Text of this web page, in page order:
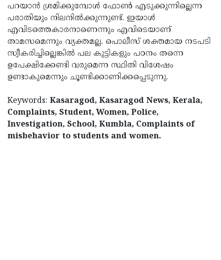
പറയാൻ ശ്രമിക്കുമ്പോൾ ഫോൺ എടുക്കുന്നില്ലെന്ന
പരാതിയും നിലനിൽക്കുന്നുണ്ട്. ഇയാൾ
എവിടത്തെകാരനാണെന്നും എവിടെയാണ്
താമസമെന്നും വ്യക്തമല്ല. പൊലീസ് ശക്തമായ നടപടി
സ്വീകരിച്ചില്ലെങ്കിൽ പല കുട്ടികളും പഠനം തന്നെ
ഉപേക്ഷിക്കേണ്ടി വരുമെന്ന സ്ഥിതി വിശേഷം
ഉണ്ടാകുമെന്നും ചൂണ്ടിക്കാണിക്കപ്പെടുന്നു.
Keywords: Kasaragod, Kasaragod News, Kerala,
Complaints, Student, Women, Police,
Investigation, School, Kumbla, Complaints of
misbehavior to students and women.